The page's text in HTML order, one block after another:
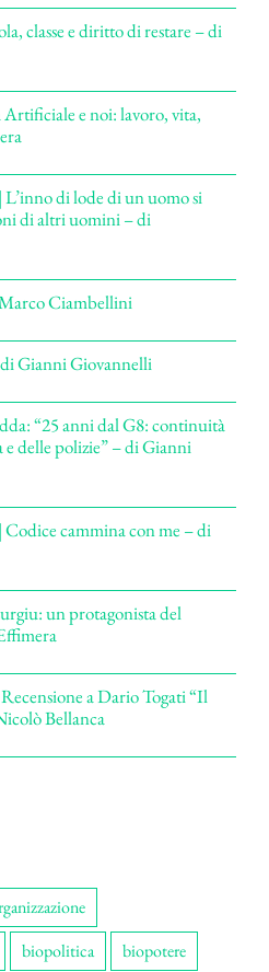
classe e diritto di restare – di
e noi: lavoro, vita,
di lode di un uomo si
di altri uomini – di
Ciambellini
Gianni Giovannelli
“25 anni dal G8: continuità
e delle polizie” – di Gianni
cammina con me – di
un protagonista del
a Dario Togati “Il
Bellanca
biopolitica
biopotere